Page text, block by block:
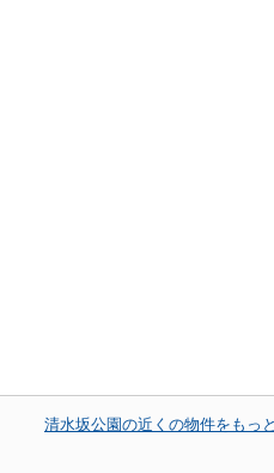
清水坂公園の近くの物件をもっ